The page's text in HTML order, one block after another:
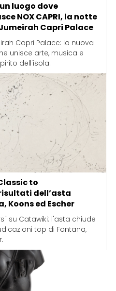
luogo dove
NOX CAPRI, la notte
Capri Palace
Capri Palace: la nuova
unisce arte, musica e
dell'isola.
to
dell’asta
Koons ed Escher
su Catawiki: l'asta chiude
top di Fontana,